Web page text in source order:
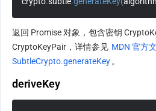
返回 Promise 对象，包含密钥
CryptoKeyPair，详情参见 MDN 官方
SubtleCrypto.generateKey 。
deriveKey